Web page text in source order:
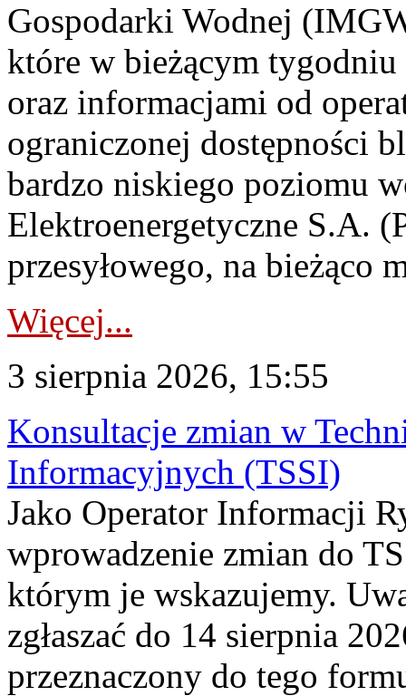
Gospodarki Wodnej
które w bieżącym tygodniu
oraz informacjami od
ograniczonej dostępności
bardzo niskiego poziomu
Elektroenergetyczne S.A.
przesyłowego, na bieżąco
Więcej...
3 sierpnia 2026, 15:55
Konsultacje zmian w
Informacyjnych (TSSI)
Jako Operator Informacji
wprowadzenie zmian do
którym je wskazujemy.
zgłaszać do 14 sierpnia
przeznaczony do tego